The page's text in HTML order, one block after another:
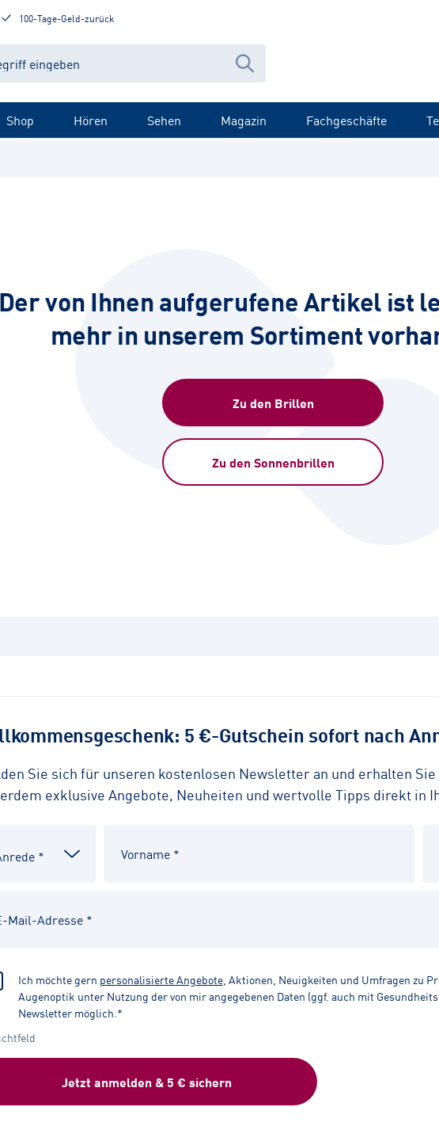
100-Tage-Geld-zurück
Shop Hören Sehen Magazin Fachgeschäfte
Der von Ihnen aufgerufene Artikel ist
mehr in unserem Sortiment
Zu den Brillen
Zu den Sonnenbrillen
5 €-Gutschein sofort nach
Sie sich für unseren kostenlosen Newsletter an und erhalten
exklusive Angebote, Neuheiten und wertvolle Tipps direkt in
Ich möchte gern personalisierte Angebote, Aktionen, Neuigkeiten und Umfragen zu
Augenoptik unter Nutzung der von mir angegebenen Daten (ggf. auch mit
Newsletter möglich.*
Jetzt anmelden & 5 € sichern